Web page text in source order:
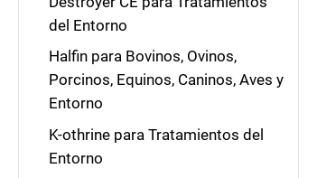
del Entorno
Halfin para Bovinos, Ovinos,
Porcinos, Equinos, Caninos, Aves y
Entorno
K-othrine para Tratamientos del
Entorno